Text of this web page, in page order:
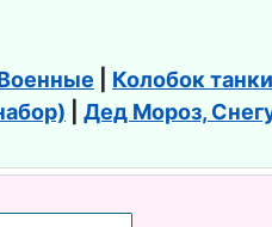
Колобок
Дед Мороз,